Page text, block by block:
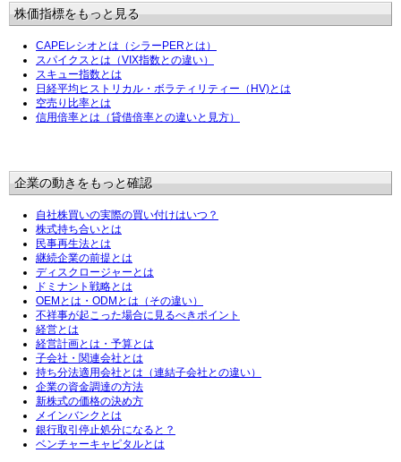
株価指標をもっと見る
CAPEレシオとは（シラーPERとは）
スパイクスとは（VIX指数との違い）
スキュー指数とは
日経平均ヒストリカル・ボラティリティー（HV)とは
空売り比率とは
信用倍率とは（貸借倍率との違いと見方）
企業の動きをもっと確認
自社株買いの実際の買い付けはいつ？
株式持ち合いとは
民事再生法とは
継続企業の前提とは
ディスクロージャーとは
ドミナント戦略とは
OEMとは・ODMとは（その違い）
不祥事が起こった場合に見るべきポイント
経営とは
経営計画とは・予算とは
子会社・関連会社とは
持ち分法適用会社とは（連結子会社との違い）
企業の資金調達の方法
新株式の価格の決め方
メインバンクとは
銀行取引停止処分になると？
ベンチャーキャピタルとは